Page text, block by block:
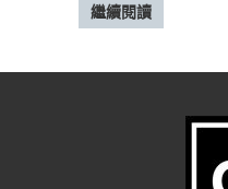
遊、
繼續閱讀